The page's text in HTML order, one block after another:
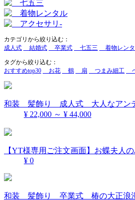
カテゴリから絞り込む：
成人式
結婚式 卒業式 七五三 着物レン
タグから絞り込む：
おすすめtop30
お花 鶴 扇 つまみ細工
和装 髪飾り 成人式 大人なアンテ
¥ 22,000 ～ ¥ 44,000
【YT様専用ご注文画面】お蝶夫人
¥ 0
和装 髪飾り 卒業式 椿の大正浪